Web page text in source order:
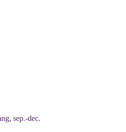
sep.-dec.